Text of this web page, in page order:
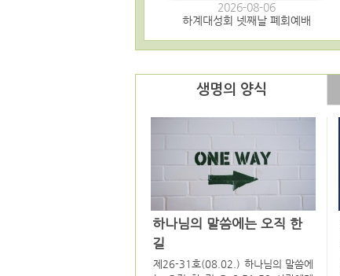
2026-08-06
하계대성회 넷째날 폐회예배
생명의 양식
하나님의 말씀에는 오직 한
길
제26-31호(08.02.) 하나님의 말씀에